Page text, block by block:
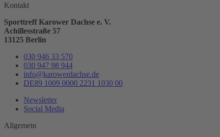
Kontakt
Sporttreff Karower Dachse e. V.
Achillesstraße 57
13125 Berlin
030 946 33 570
030 947 98 944
info@karowerdachse.de
DE89 1009 0000 2231 1030 00
Newsletter
Social Media
Allgemein